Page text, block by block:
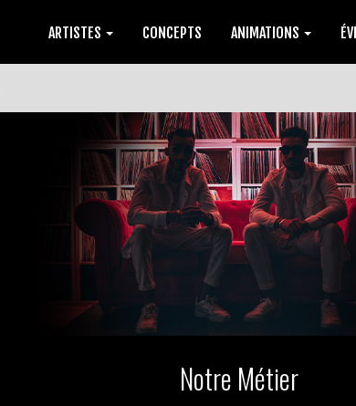
ARTISTES CONCEPTS ANIMATIONS
Notre Métier